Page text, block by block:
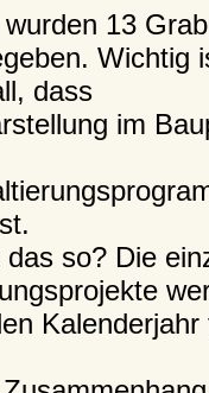
13
Wichtig
dass
im
so? Die